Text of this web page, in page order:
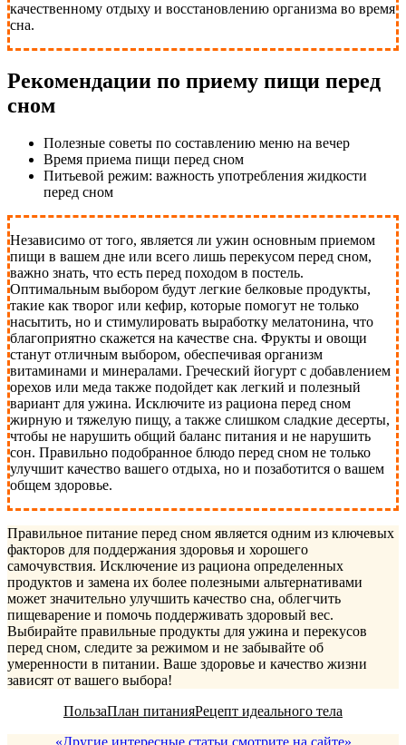
качественному отдыху и восстановлению организма во время
сна.
Рекомендации по приему пищи перед
сном
Полезные советы по составлению меню на вечер
Время приема пищи перед сном
Питьевой режим: важность употребления жидкости
перед сном
Независимо от того, является ли ужин основным приемом
пищи в вашем дне или всего лишь перекусом перед сном,
важно знать, что есть перед походом в постель.
Оптимальным выбором будут легкие белковые продукты,
такие как творог или кефир, которые помогут не только
насытить, но и стимулировать выработку мелатонина, что
благоприятно скажется на качестве сна. Фрукты и овощи
станут отличным выбором, обеспечивая организм
витаминами и минералами. Греческий йогурт с добавлением
орехов или меда также подойдет как легкий и полезный
вариант для ужина. Исключите из рациона перед сном
жирную и тяжелую пищу, а также слишком сладкие десерты,
чтобы не нарушить общий баланс питания и не нарушить
сон. Правильно подобранное блюдо перед сном не только
улучшит качество вашего отдыха, но и позаботится о вашем
общем здоровье.
Правильное питание перед сном является одним из ключевых
факторов для поддержания здоровья и хорошего
самочувствия. Исключение из рациона определенных
продуктов и замена их более полезными альтернативами
может значительно улучшить качество сна, облегчить
пищеварение и помочь поддерживать здоровый вес.
Выбирайте правильные продукты для ужина и перекусов
перед сном, следите за режимом и не забывайте об
умеренности в питании. Ваше здоровье и качество жизни
зависят от вашего выбора!
ПользаПлан питанияРецепт идеального тела